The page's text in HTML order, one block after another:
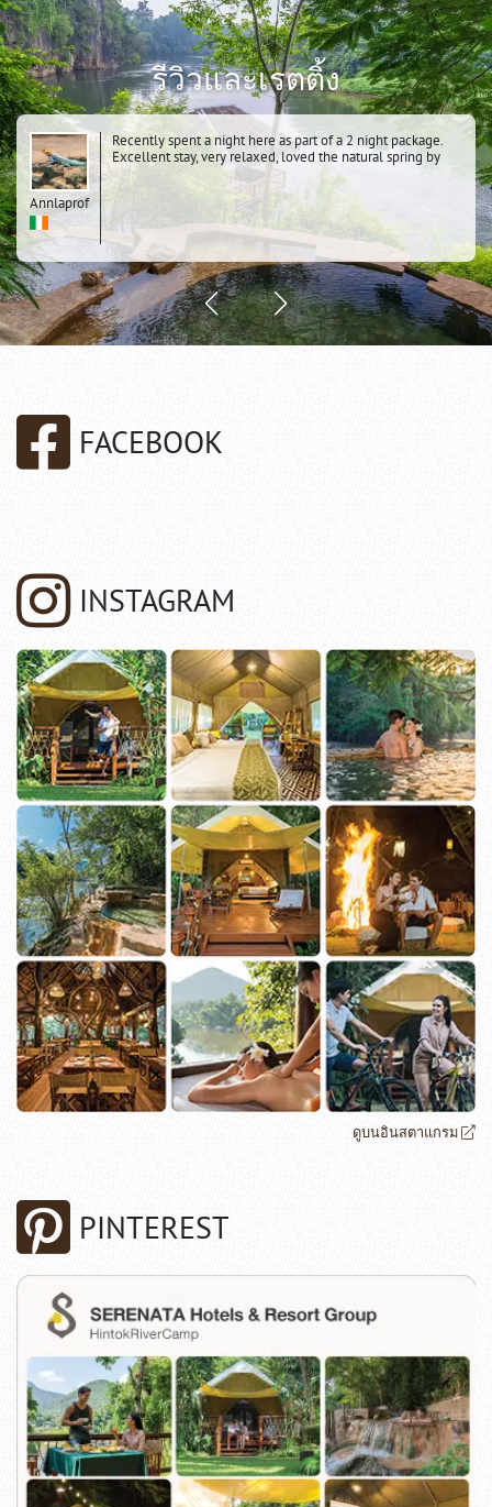
รีวิวและเรตติ้ง
Annlaprof
Recently spent a night here as part of a 2 night package.
Excellent stay, very relaxed, loved the natural spring by
the river, the dawn cycle over the hanging bridge, the
whole history of the area. Knowing it was a POW camp
added to the atmosphere. Very clean comfortable tents
FACEBOOK
INSTAGRAM
ดูบนอินสตาแกรม
PINTEREST